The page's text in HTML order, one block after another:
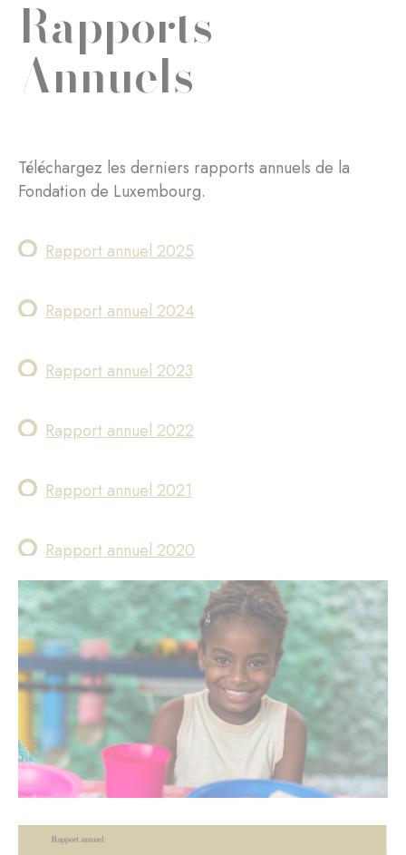
Rapports
Annuels
Téléchargez les derniers rapports annuels de la
Fondation de Luxembourg.
Rapport annuel 2025
Rapport annuel 2024
Rapport annuel 2023
Rapport annuel 2022
Rapport annuel 2021
Rapport annuel 2020